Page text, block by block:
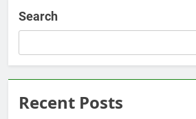
Search
Recent Posts